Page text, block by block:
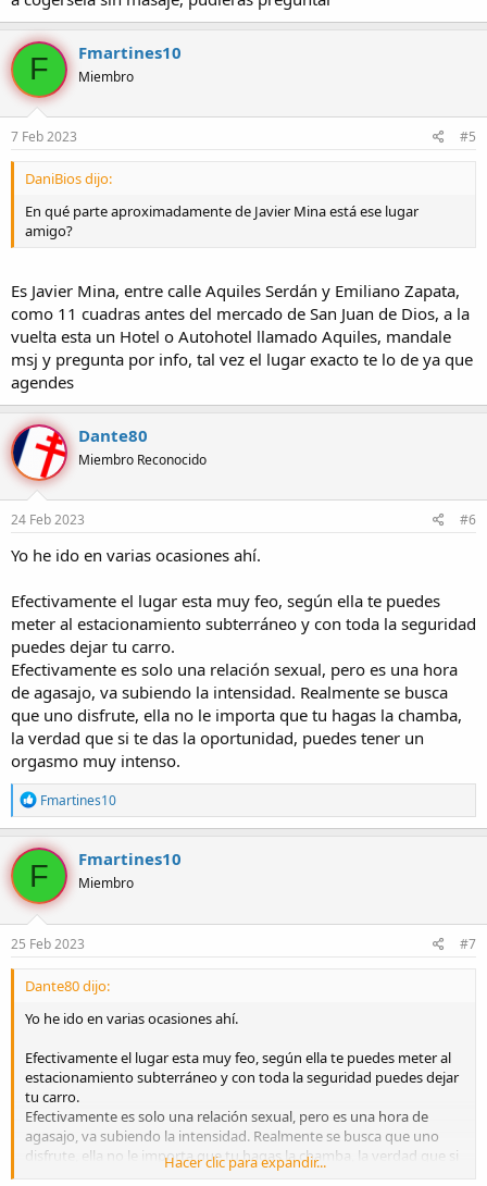
F Fmartines10
Miembro
7 Feb 2023 #5
DaniBios dijo:
En qué parte aproximadamente de Javier Mina está ese lugar
amigo?
Es Javier Mina, entre calle Aquiles Serdán y Emiliano Zapata,
como 11 cuadras antes del mercado de San Juan de Dios, a la
vuelta esta un Hotel o Autohotel llamado Aquiles, mandale
msj y pregunta por info, tal vez el lugar exacto te lo de ya que
agendes
Dante80
Miembro Reconocido
24 Feb 2023 #6
Yo he ido en varias ocasiones ahí.
Efectivamente el lugar esta muy feo, según ella te puedes
meter al estacionamiento subterráneo y con toda la seguridad
puedes dejar tu carro.
Efectivamente es solo una relación sexual, pero es una hora
de agasajo, va subiendo la intensidad. Realmente se busca
que uno disfrute, ella no le importa que tu hagas la chamba,
la verdad que si te das la oportunidad, puedes tener un
orgasmo muy intenso.
R
e
a
c
c
i
o
n
e
s
Fmartines10
F Fmartines10
Miembro
25 Feb 2023 #7
Dante80 dijo:
Yo he ido en varias ocasiones ahí.
Efectivamente el lugar esta muy feo, según ella te puedes meter al
estacionamiento subterráneo y con toda la seguridad puedes dejar
tu carro.
Efectivamente es solo una relación sexual, pero es una hora de
agasajo, va subiendo la intensidad. Realmente se busca que uno
disfrute, ella no le importa que tu hagas la chamba, la verdad que si
te das la oportunidad, puedes tener un orgasmo muy intenso.
Hacer clic para expandir...